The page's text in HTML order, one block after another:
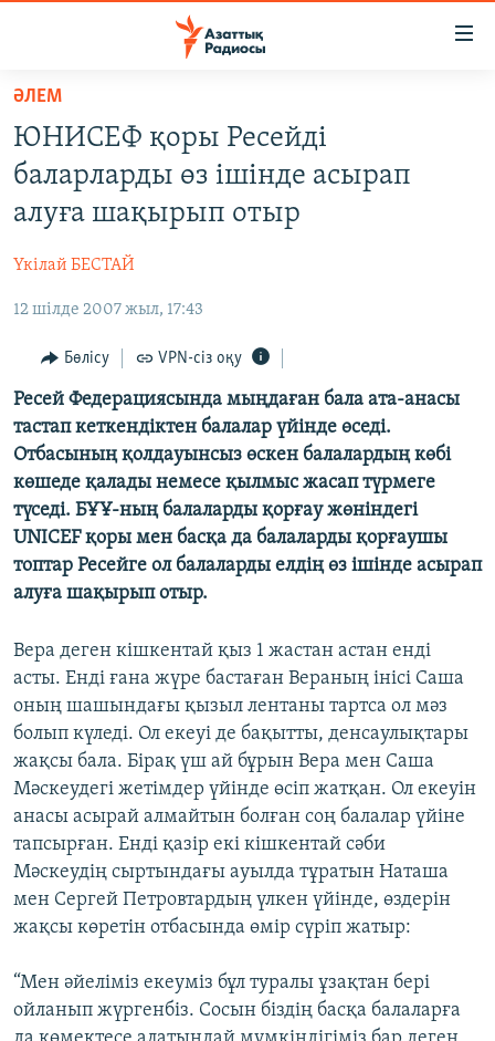
Skip
main
content
to
main
Skip
Search
САЯСАТ
AZATTYQTV
АДАМ ҚҰҚЫҚТАРЫ
ӘЛЕУМЕТ
ӘЛЕМ
АРНАЙЫ ЖОБАЛАР
Русский
ЖАЗЫЛЫҢЫЗ
ӘЛЕМ
ЮНИСЕФ қоры Ресейді
баларларды өз ішінде асырап
алуға шақырып отыр
Үкілай БЕСТАЙ
12 шілде 2007 жыл, 17:43
Бөлісу VPN-сіз оқу
Ресей Федерациясында мыңдаған бала ата-анасы
тастап кеткендіктен балалар үйінде өседі.
Отбасының қолдауынсыз өскен балалардың көбі
көшеде қалады немесе қылмыс жасап түрмеге
түседі. БҰҰ-ның балаларды қорғау жөніндегі
UNICEF қоры мен басқа да балаларды қорғаушы
топтар Ресейге ол балаларды елдің өз ішінде асырап
алуға шақырып отыр.
Вера деген кішкентай қыз 1 жастан астан енді
асты. Енді ғана жүре бастаған Вераның інісі Саша
оның шашындағы қызыл лентаны тартса ол мәз
болып күледі. Ол екеуі де бақытты, денсаулықтары
жақсы бала. Бірақ үш ай бұрын Вера мен Саша
Мәскеудегі жетімдер үйінде өсіп жатқан. Ол екеуін
анасы асырай алмайтын болған соң балалар үйіне
тапсырған. Енді қазір екі кішкентай сәби
Мәскеудің сыртындағы ауылда тұратын Наташа
мен Сергей Петровтардың үлкен үйінде, өздерін
жақсы көретін отбасында өмір сүріп жатыр:
“Мен әйеліміз екеуміз бұл туралы ұзақтан бері
ойланып жүргенбіз. Сосын біздің басқа балаларға